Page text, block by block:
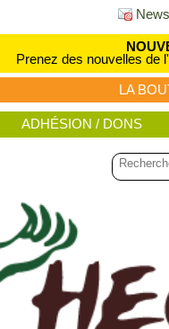
Prenez des nouvelles de
LA
ADHÉSION / DONS